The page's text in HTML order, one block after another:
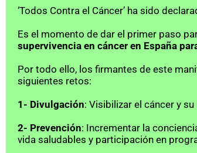
‘Todos Contra el Cáncer’ ha sido
Es el momento de dar el primer paso
supervivencia en cáncer en España
Por todo ello, los firmantes de este
siguientes retos:
1- Divulgación: Visibilizar el cáncer y
2- Prevención: Incrementar la
vida saludables y participación en